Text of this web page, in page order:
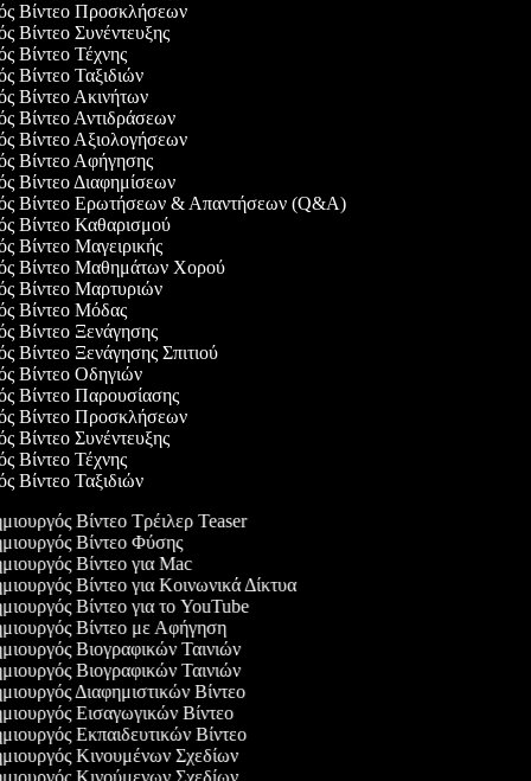
Βίντεο Προσκλήσεων
Βίντεο Συνέντευξης
Βίντεο Τέχνης
Βίντεο Ταξιδιών
Βίντεο Ακινήτων
Βίντεο Αντιδράσεων
Βίντεο Αξιολογήσεων
Βίντεο Αφήγησης
Βίντεο Διαφημίσεων
Βίντεο Ερωτήσεων & Απαντήσεων (Q&A)
Βίντεο Καθαρισμού
Βίντεο Μαγειρικής
Βίντεο Μαθημάτων Χορού
Βίντεο Μαρτυριών
Βίντεο Μόδας
Βίντεο Ξενάγησης
Βίντεο Ξενάγησης Σπιτιού
Βίντεο Οδηγιών
Βίντεο Παρουσίασης
Βίντεο Προσκλήσεων
Βίντεο Συνέντευξης
Βίντεο Τέχνης
Βίντεο Ταξιδιών
Βίντεο Τρέιλερ Teaser
Βίντεο Φύσης
Βίντεο για Mac
Βίντεο για Κοινωνικά Δίκτυα
Βίντεο για το YouTube
Βίντεο με Αφήγηση
Βιογραφικών Ταινιών
Βιογραφικών Ταινιών
Διαφημιστικών Βίντεο
Εισαγωγικών Βίντεο
Εκπαιδευτικών Βίντεο
Κινουμένων Σχεδίων